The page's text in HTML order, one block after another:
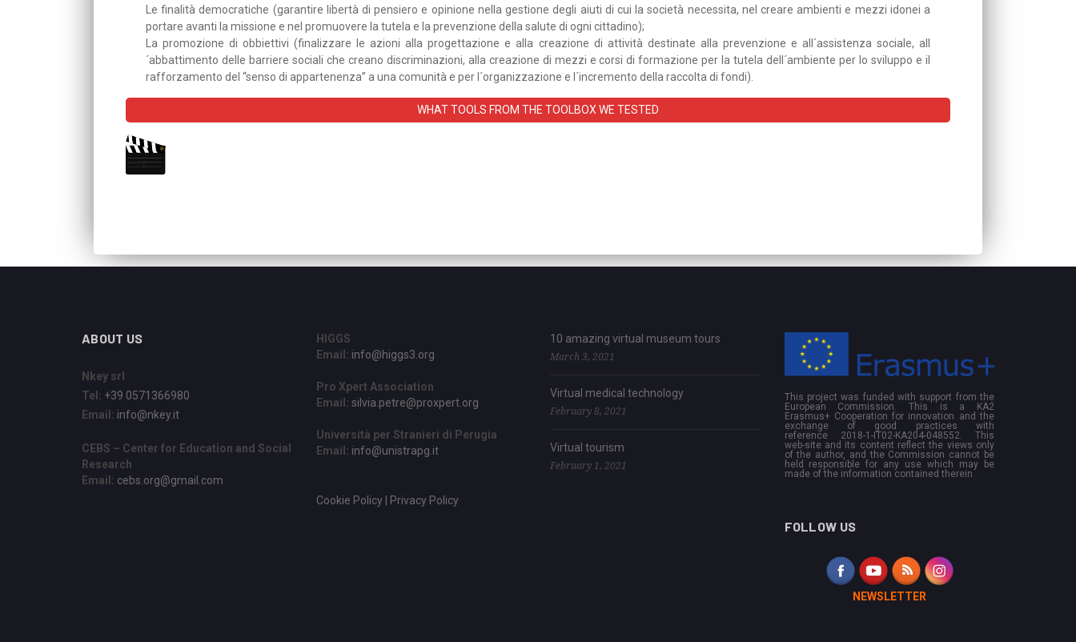
Le finalità democratiche (garantire libertà di pensiero e opinione nella gestione degli aiuti di cui la società necessita, nel creare ambienti e mezzi idonei a
portare avanti la missione e nel promuovere la tutela e la prevenzione della salute di ogni cittadino);
La promozione di obbiettivi (finalizzare le azioni alla progettazione e alla creazione di attività destinate alla prevenzione e all´assistenza sociale, all
´abbattimento delle barriere sociali che creano discriminazioni, alla creazione di mezzi e corsi di formazione per la tutela dell´ambiente per lo sviluppo e il
rafforzamento del “senso di appartenenza” a una comunità e per l´organizzazione e l´incremento della raccolta di fondi).
WHAT TOOLS FROM THE TOOLBOX WE TESTED
ABOUT US
Nkey srl
Tel: +39 0571366980
Email: info@nkey.it
CEBS – Center for Education and Social
Research
Email: cebs.org@gmail.com
HIGGS
Email: info@higgs3.org
Pro Xpert Association
Email: silvia.petre@proxpert.org
Università per Stranieri di Perugia
Email: info@unistrapg.it
Cookie Policy | Privacy Policy
10 amazing virtual museum tours
March 3, 2021
Virtual medical technology
February 8, 2021
Virtual tourism
February 1, 2021
This project was funded with support from the
European Commission. This is a KA2
Erasmus+ Cooperation for innovation and the
exchange of good practices with
reference 2018-1-IT02-KA204-048552. This
web-site and its content reflect the views only
of the author, and the Commission cannot be
held responsible for any use which may be
made of the information contained therein
FOLLOW US
NEWSLETTER